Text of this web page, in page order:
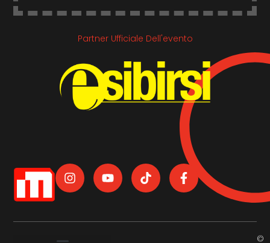
Partner Ufficiale Dell'evento
©